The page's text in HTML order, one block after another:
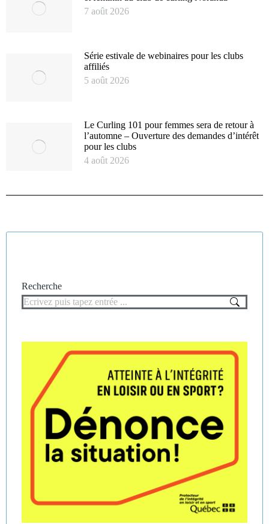
7 août 2026
Série estivale de webinaires pour les clubs
affiliés
5 août 2026
Le Curling 101 pour femmes sera de retour à
l’automne – Ouverture des demandes d’intérêt
pour les clubs
4 août 2026
Recherche
Recherche
: